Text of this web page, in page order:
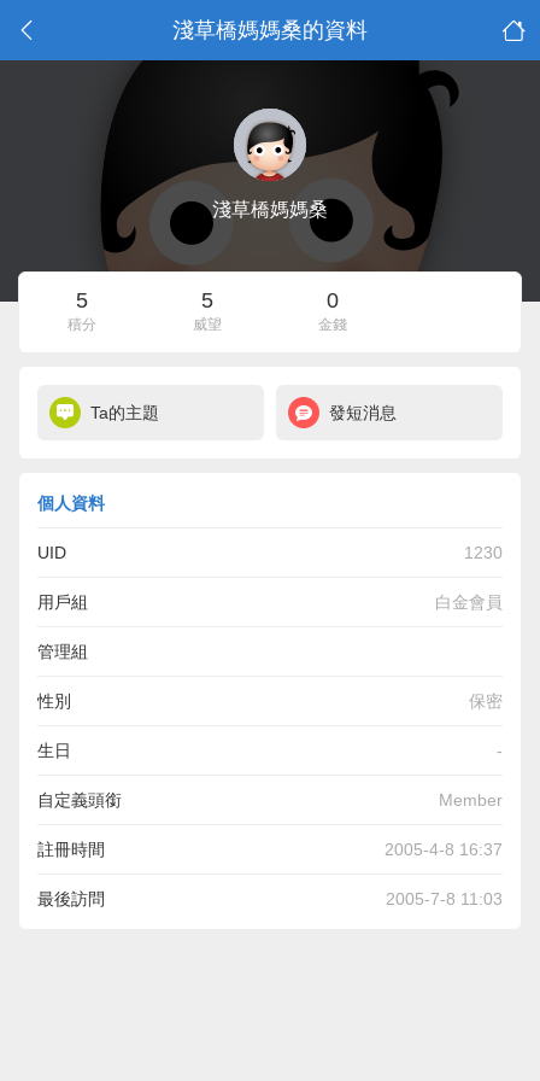
淺草橋媽媽桑的資料
淺草橋媽媽桑
5
積分
5
威望
0
金錢
Ta的主題 發短消息
個人資料
UID 1230
用戶組 白金會員
管理組
性別 保密
生日 -
自定義頭銜 Member
註冊時間 2005-4-8 16:37
最後訪問 2005-7-8 11:03